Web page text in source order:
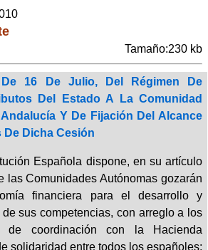
Tamaño:230 kb
De 16 De Julio, Del Régimen De
Del Estado A La Comunidad
Y De Fijación Del Alcance
Dicha Cesión
Española dispone, en su artículo
las Comunidades Autónomas gozarán
financiera para el desarrollo y
sus competencias, con arreglo a los
de coordinación con la Hacienda
solidaridad entre todos los españoles;